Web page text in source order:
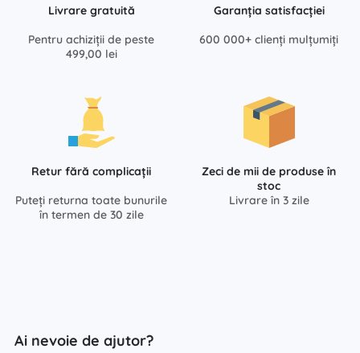
Livrare gratuită
Pentru achiziții de peste
499,00 lei
Garanția satisfacției
600 000+ clienți mulțumiți
Retur fără complicații
Puteți returna toate bunurile
în termen de 30 zile
Zeci de mii de produse în
stoc
Livrare în 3 zile
Ai nevoie de ajutor?